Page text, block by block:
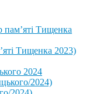
пам’яті Тищенка
Тищенка 2023)
2024
2024)